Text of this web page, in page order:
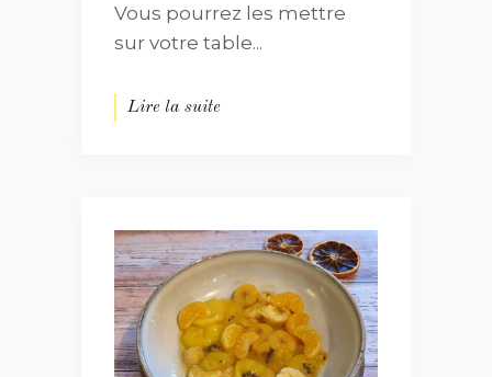
Vous pourrez les mettre
sur votre table...
Lire la suite